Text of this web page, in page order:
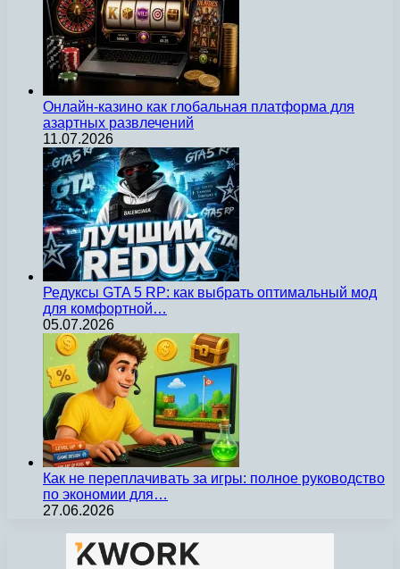
Онлайн-казино как глобальная платформа для
азартных развлечений
11.07.2026
Редуксы GTA 5 RP: как выбрать оптимальный мод
для комфортной…
05.07.2026
Как не переплачивать за игры: полное руководство
по экономии для…
27.06.2026